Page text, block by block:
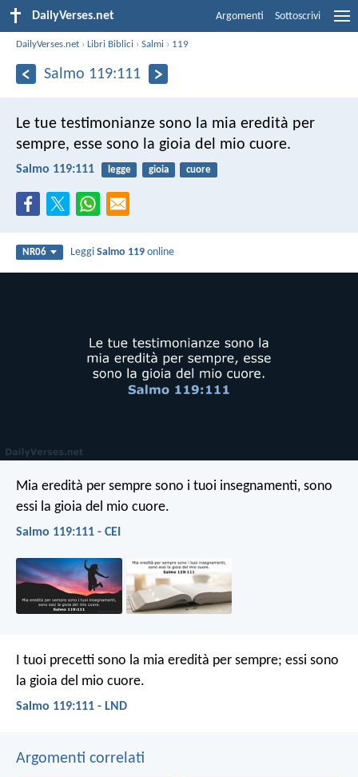
DailyVerses.net Argomenti Sottoscrivi
DailyVerses.net ›Libri Biblici ›Salmi › 119
Salmo 119:111
Le tue testimonianze sono la mia eredità per
sempre, esse sono la gioia del mio cuore.
Salmo 119:111 legge gioia cuore
NR06 LeggiSalmo 119 online
Mia eredità per sempre sono i tuoi insegnamenti, sono
essi la gioia del mio cuore.
Salmo 119:111 - CEI
I tuoi precetti sono la mia eredità per sempre; essi sono
la gioia del mio cuore.
Salmo 119:111 - LND
Argomenti correlati